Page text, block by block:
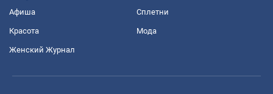
Афиша Сплетни
Красота Мода
Женский Журнал